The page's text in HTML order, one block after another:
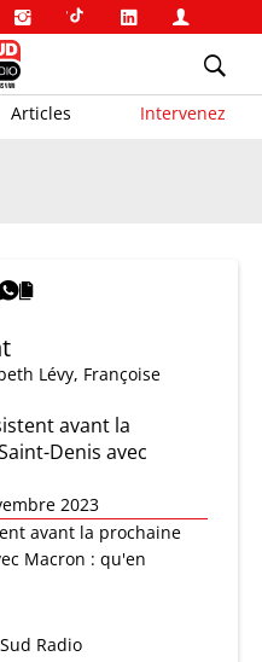
Articles Intervenez
Lévy, Françoise
avant la
Denis avec
2023
avant la prochaine
Macron : qu'en
Radio